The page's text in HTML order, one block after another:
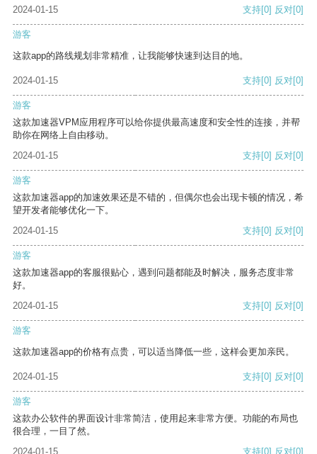
2024-01-15 支持[0] 反对[0]
游客
这款app的路线规划非常精准，让我能够快速到达目的地。
2024-01-15 支持[0] 反对[0]
游客
这款加速器VPM应用程序可以给你提供最高速度和安全性的连接，并帮
助你在网络上自由移动。
2024-01-15
支持[0] 反对[0]
游客
这款加速器app的加速效果还是不错的，但偶尔也会出现卡顿的情况，希
望开发者能够优化一下。
2024-01-15
支持[0] 反对[0]
游客
这款加速器app的客服很贴心，遇到问题都能及时解决，服务态度非常
好。
2024-01-15
支持[0] 反对[0]
游客
这款加速器app的价格有点贵，可以适当降低一些，这样会更加亲民。
2024-01-15 支持[0] 反对[0]
游客
这款办公软件的界面设计非常简洁，使用起来非常方便。功能的布局也
很合理，一目了然。
2024-01-15
支持[0] 反对[0]